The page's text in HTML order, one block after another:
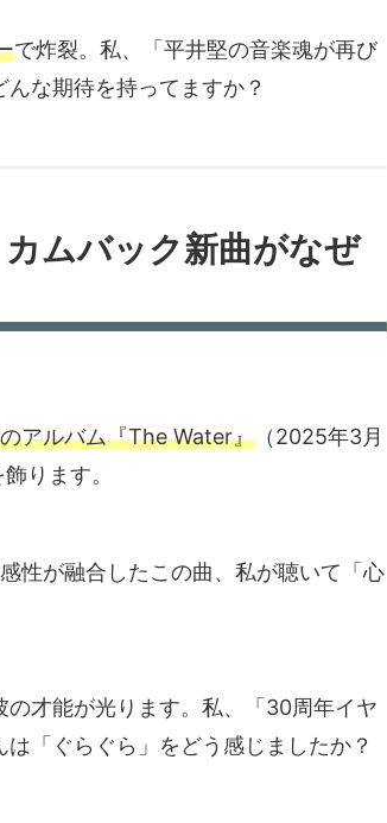
で炸裂。私、「平井堅の音楽魂が再び
な期待を持ってますか？
ムバック新曲がなぜ
アルバム『The Water』 （2025年3月
ります。
性が融合したこの曲、私が聴いて「心
の才能が光ります。私、「30周年イヤ
「ぐらぐら」をどう感じましたか？